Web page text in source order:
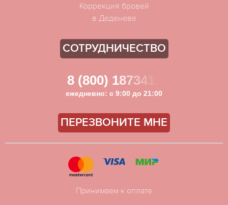
Коррекция бровей
в Деденеве
СОТРУДНИЧЕСТВО
8 (800) 1873411
ежедневно: с 9:00 до 21:00
ПЕРЕЗВОНИТЕ МНЕ
Принимаем к оплате